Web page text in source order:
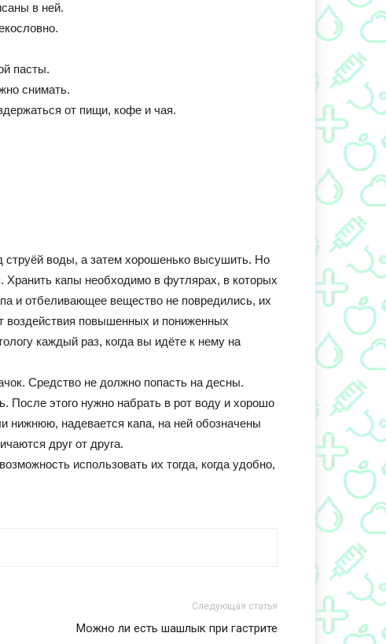
в ней.
пасты.
снимать.
от пищи, кофе и чая.
струёй воды, а затем хорошенько высушить. Но
Хранить капы необходимо в футлярах, в которых
и отбеливающее вещество не повредились, их
воздействия повышенных и пониженных
каждый раз, когда вы идёте к нему на
Средство не должно попасть на десны.
После этого нужно набрать в рот воду и хорошо
нижнюю, надевается капа, на ней обозначены
друг от друга.
использовать их тогда, когда удобно,
Следующая статья
Можно ли есть шашлык при гастрите